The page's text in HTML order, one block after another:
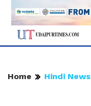
Home Hindi News